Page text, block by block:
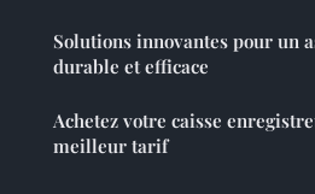
Solutions innovantes pour un
durable et efficace
Achetez votre caisse
meilleur tarif